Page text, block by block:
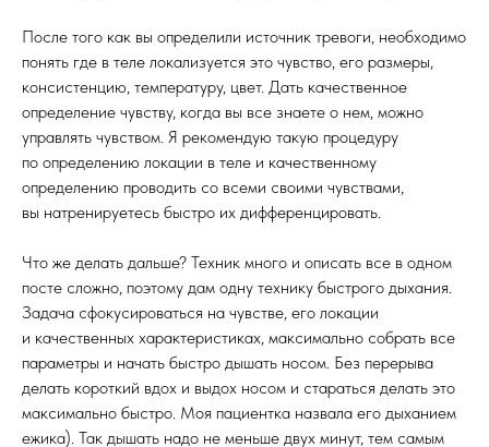
После того как вы определили источник тревоги, необходимо
понять где в теле локализуется это чувство, его размеры,
консистенцию, температуру, цвет. Дать качественное
определение чувству, когда вы все знаете о нем, можно
управлять чувством. Я рекомендую такую процедуру
по определению локации в теле и качественному
определению проводить со всеми своими чувствами,
вы натренируетесь быстро их дифференцировать.
Что же делать дальше? Техник много и описать все в одном
посте сложно, поэтому дам одну технику быстрого дыхания.
Задача сфокусироваться на чувстве, его локации
и качественных характеристиках, максимально собрать все
параметры и начать быстро дышать носом. Без перерыва
делать короткий вдох и выдох носом и стараться делать это
максимально быстро. Моя пациентка назвала его дыханием
ежика). Так дышать надо не меньше двух минут, тем самым